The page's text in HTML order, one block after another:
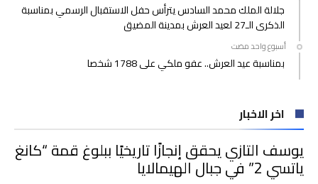
جلالة الملك محمد السادس يترأس حفل الاستقبال الرسمي بمناسبة
الذكرى الـ27 لعيد العرش بمدينة المضيق
‫‫‫‏‫أسبوع واحد مضت‬
بمناسبة عيد العرش.. عفو ملكي على 1788 شخصا
اخر الاخبار
يوسف التازي يحقق إنجازًا تاريخيًا ببلوغ قمة “كانغ
ياتسي 2” في جبال الهيمالايا